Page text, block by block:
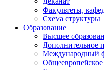
Факультеты,
Схема структуры
Образование
Высшее
Дополнительное
Международный